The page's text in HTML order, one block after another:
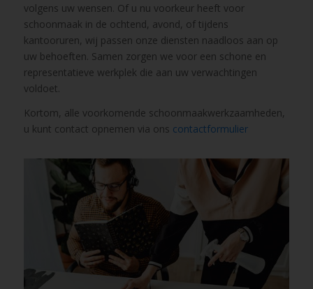
volgens uw wensen. Of u nu voorkeur heeft voor
schoonmaak in de ochtend, avond, of tijdens
kantooruren, wij passen onze diensten naadloos aan op
uw behoeften. Samen zorgen we voor een schone en
representatieve werkplek die aan uw verwachtingen
voldoet.
Kortom, alle voorkomende schoonmaakwerkzaamheden,
u kunt contact opnemen via ons contactformulier